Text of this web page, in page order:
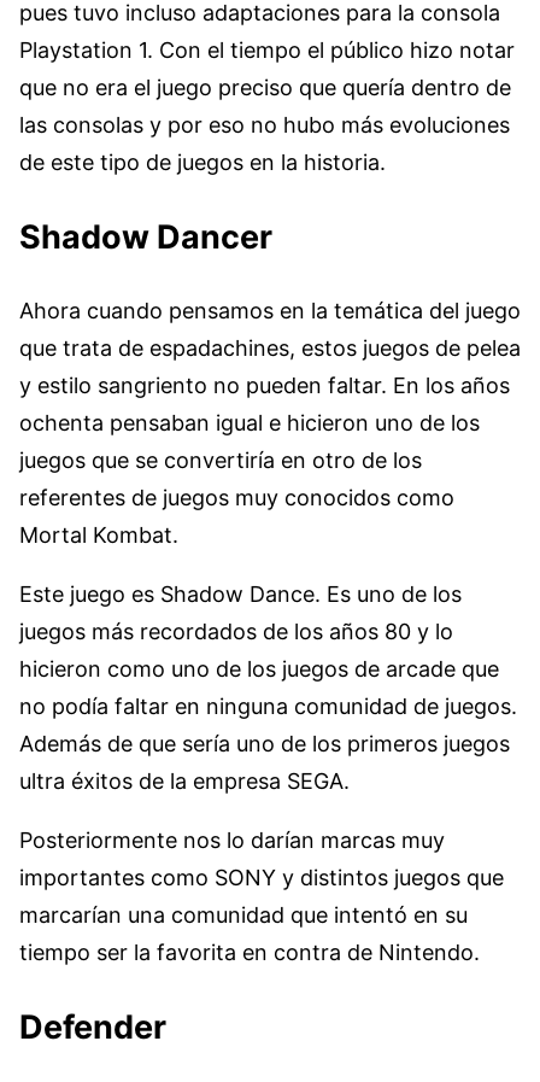
pues tuvo incluso adaptaciones para la consola
Playstation 1. Con el tiempo el público hizo notar
que no era el juego preciso que quería dentro de
las consolas y por eso no hubo más evoluciones
de este tipo de juegos en la historia.
Shadow Dancer
Ahora cuando pensamos en la temática del juego
que trata de espadachines, estos juegos de pelea
y estilo sangriento no pueden faltar. En los años
ochenta pensaban igual e hicieron uno de los
juegos que se convertiría en otro de los
referentes de juegos muy conocidos como
Mortal Kombat.
Este juego es Shadow Dance. Es uno de los
juegos más recordados de los años 80 y lo
hicieron como uno de los juegos de arcade que
no podía faltar en ninguna comunidad de juegos.
Además de que sería uno de los primeros juegos
ultra éxitos de la empresa SEGA.
Posteriormente nos lo darían marcas muy
importantes como SONY y distintos juegos que
marcarían una comunidad que intentó en su
tiempo ser la favorita en contra de Nintendo.
Defender